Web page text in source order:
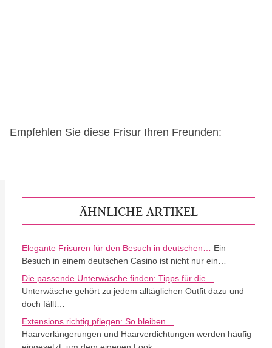
Empfehlen Sie diese Frisur Ihren Freunden:
ÄHNLICHE ARTIKEL
Elegante Frisuren für den Besuch in deutschen…
Ein
Besuch in einem deutschen Casino ist nicht nur ein…
Die passende Unterwäsche finden: Tipps für die…
Unterwäsche gehört zu jedem alltäglichen Outfit dazu und
doch fällt…
Extensions richtig pflegen: So bleiben…
Haarverlängerungen und Haarverdichtungen werden häufig